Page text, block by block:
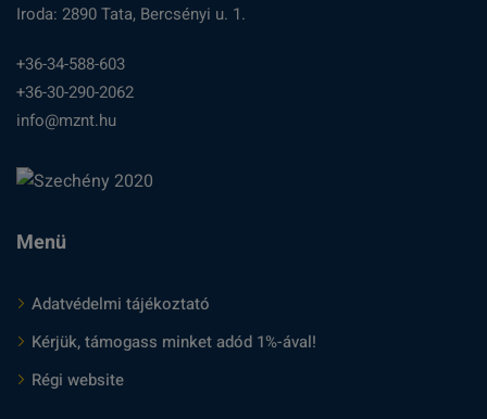
Iroda: 2890 Tata, Bercsényi u. 1.
+36-34-588-603
+36-30-290-2062
info@mznt.hu
Menü
Adatvédelmi tájékoztató
Kérjük, támogass minket adód 1%-ával!
Régi website